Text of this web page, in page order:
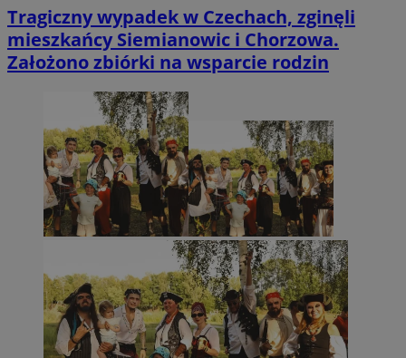
Tragiczny wypadek w Czechach, zginęli
mieszkańcy Siemianowic i Chorzowa.
Założono zbiórki na wsparcie rodzin